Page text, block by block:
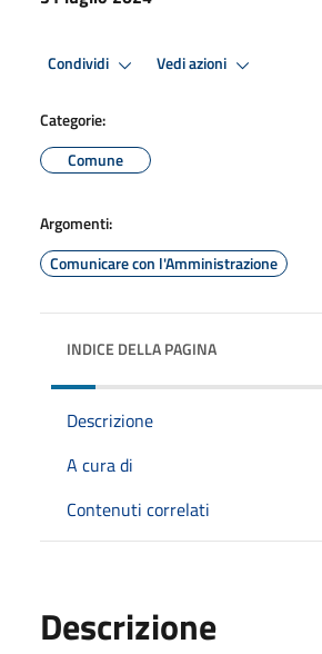
Condividi Vedi azioni
Categorie:
Comune
Argomenti:
Comunicare con l'Amministrazione
INDICE DELLA PAGINA
Descrizione
A cura di
Contenuti correlati
Descrizione